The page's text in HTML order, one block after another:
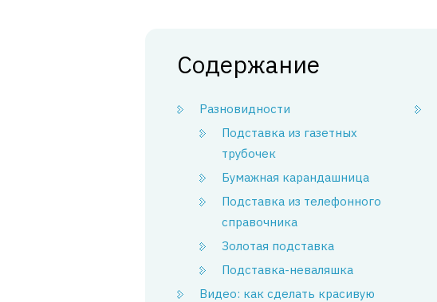
Содержание
Разновидности
Подставка из газетных
трубочек
Бумажная карандашница
Подставка из телефонного
справочника
Золотая подставка
Подставка-неваляшка
Видео: как сделать красивую